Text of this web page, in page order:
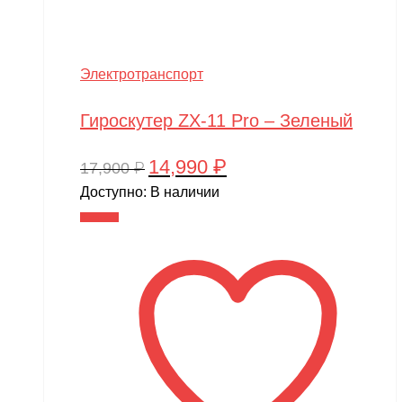
Электротранспорт
Гироскутер ZX-11 Pro – Зеленый
17,900₽ Первоначальная
цена
14,990 ₽
Доступно: В наличии